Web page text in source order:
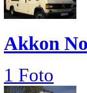
Akkon
1 Foto